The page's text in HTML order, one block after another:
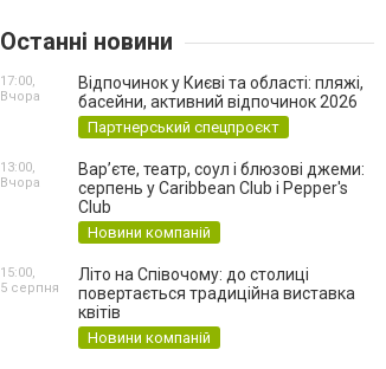
Останні новини
Відпочинок у Києві та області: пляжі,
басейни, активний відпочинок 2026
Партнерський спецпроєкт
17:00,
Вчора
Вар’єте, театр, соул і блюзові джеми:
серпень у Caribbean Club і Pepper's
Club
Новини компаній
13:00,
Вчора
Літо на Співочому: до столиці
повертається традиційна виставка
квітів
Новини компаній
15:00,
5 серпня